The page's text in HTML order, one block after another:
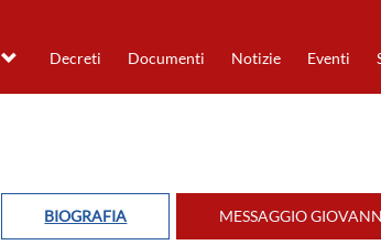
Decreti Documenti Notizie Eventi
BIOGRAFIA MESSAGGIO